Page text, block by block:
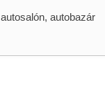
autosalón, autobazár